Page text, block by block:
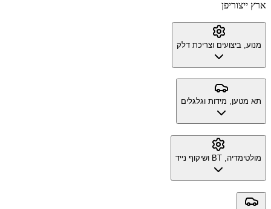
ארץ ייצוריפן
מנוע, ביצועים וצריכת דלק
תא מטען, מידות וגלגלים
מולטימדיה, BT ושיקוף נייד